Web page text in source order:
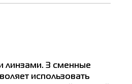
линзами. 3 сменные
использовать